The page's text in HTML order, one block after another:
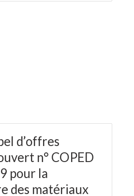
d’offres
n° COPED
pour la
des matériaux